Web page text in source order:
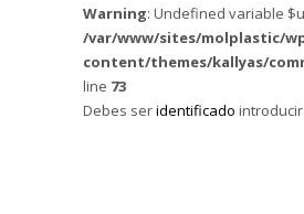
Warning: Undefined variable
/var/www/sites/molplastic/
content/themes/kallyas/
line 73
Debes seridentificado